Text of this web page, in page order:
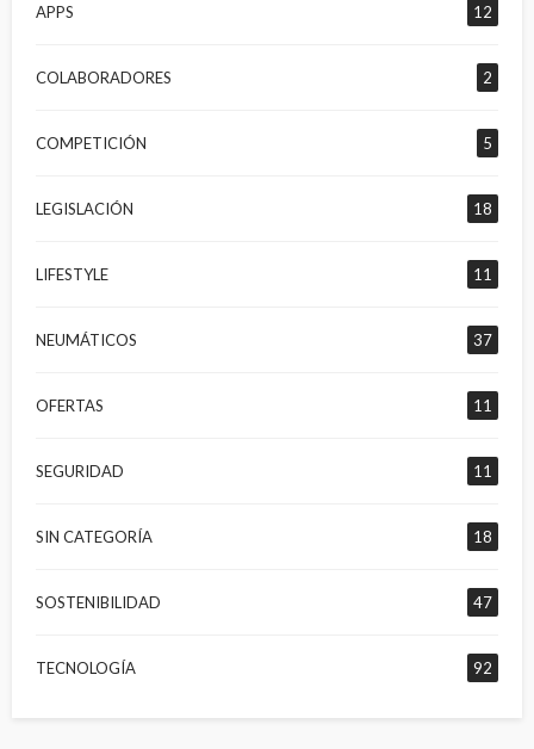
APPS 12
COLABORADORES 2
COMPETICIÓN 5
LEGISLACIÓN 18
LIFESTYLE 11
NEUMÁTICOS 37
OFERTAS 11
SEGURIDAD 11
SIN CATEGORÍA 18
SOSTENIBILIDAD 47
TECNOLOGÍA 92